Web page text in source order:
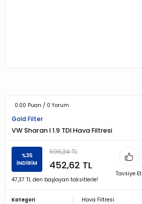
0.00 Puan / 0 Yorum
Gold Filter
VW Sharan I 1.9 TDI Hava Filtresi
%35
İNDİRİM
696,34 TL
452,62 TL
47,37 TL den başlayan taksitlerle!
Tavsiye Et
Kategori Hava Filtresi